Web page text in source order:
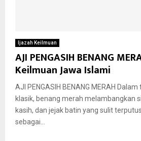
Ijazah Keilmuan
AJI PENGASIH BENANG
Keilmuan Jawa Islami
AJI PENGASIH BENANG MERAH
klasik, benang merah melambangkan
kasih, dan jejak batin yang sulit
sebagai...